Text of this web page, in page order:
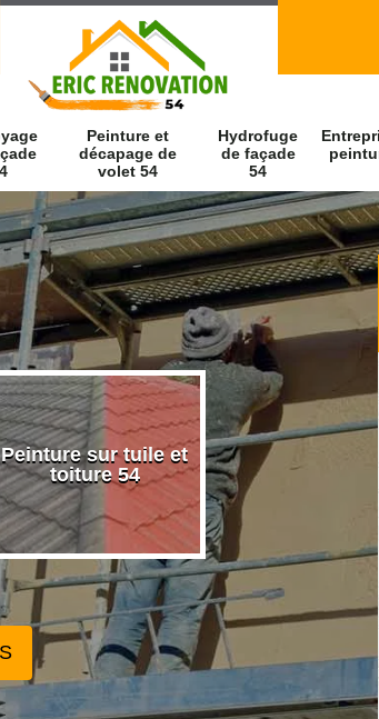
Peinture et
décapage de
volet 54
Hydrofuge
de façade
54
sur tuile et
toiture 54
Peintre intérieur 54